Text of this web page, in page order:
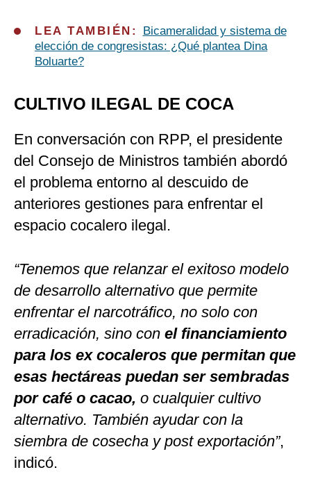
LEA TAMBIÉN:
Bicameralidad y sistema de
elección de congresistas: ¿Qué plantea Dina
Boluarte?
CULTIVO ILEGAL DE COCA
En conversación con RPP, el presidente
del Consejo de Ministros también abordó
el problema entorno al descuido de
anteriores gestiones para enfrentar el
espacio cocalero ilegal.
“Tenemos que relanzar el exitoso modelo
de desarrollo alternativo que permite
enfrentar el narcotráfico, no solo con
erradicación, sino con el financiamiento
para los ex cocaleros que permitan que
esas hectáreas puedan ser sembradas
por café o cacao, o cualquier cultivo
alternativo. También ayudar con la
siembra de cosecha y post exportación”,
indicó.